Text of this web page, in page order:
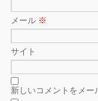
メール ※
サイト
新しいコメントをメー